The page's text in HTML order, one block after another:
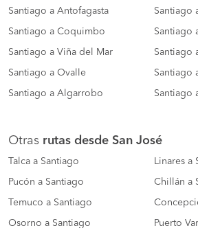
Santiago a Antofagasta Santiago
Santiago a Coquimbo Santiago
Santiago a Viña del Mar Santiago
Santiago a Ovalle Santiago
Santiago a Algarrobo Santiago
Otras rutas desde San José
Talca a Santiago Linares a
Pucón a Santiago Chillán a
Temuco a Santiago
Osorno a Santiago Puerto